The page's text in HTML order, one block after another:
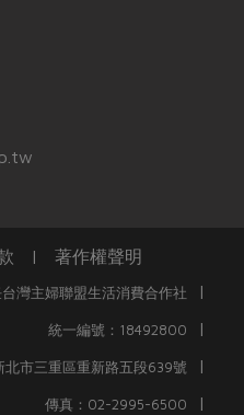
| 著作權聲明
灣主婦聯盟生活消費合作社 |
統一編號：18492800 |
北市三重區重新路五段639號 |
傳真：02-2995-6500 |